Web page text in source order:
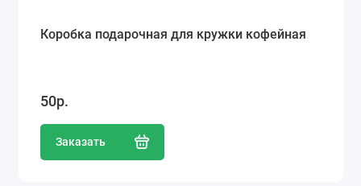
Коробка подарочная для кружки кофейная
50р.
Заказать